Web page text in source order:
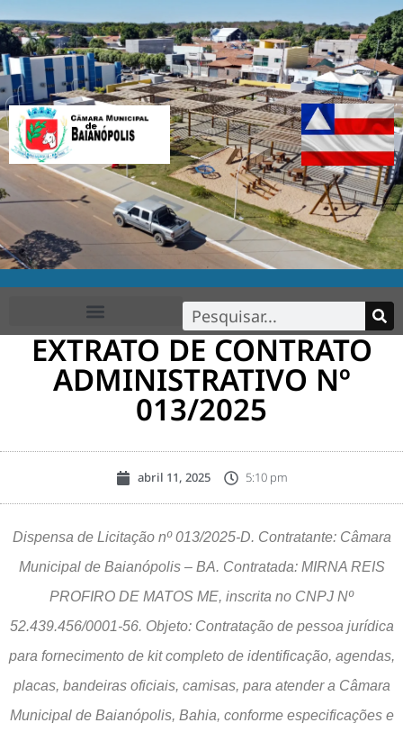
EXTRATO DE CONTRATO
ADMINISTRATIVO Nº
013/2025
abril 11, 2025 5:10 pm
Dispensa de Licitação nº 013/2025-D. Contratante: Câmara
Municipal de Baianópolis – BA. Contratada: MIRNA REIS
PROFIRO DE MATOS ME, inscrita no CNPJ Nº
52.439.456/0001-56. Objeto: Contratação de pessoa jurídica
para fornecimento de kit completo de identificação, agendas,
placas, bandeiras oficiais, camisas, para atender a Câmara
Municipal de Baianópolis, Bahia, conforme especificações e